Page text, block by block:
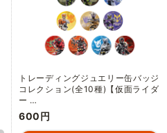
トレーディングジュエリー缶バッジ
コレクション(全10種)【仮面ライダ
ー …
600円